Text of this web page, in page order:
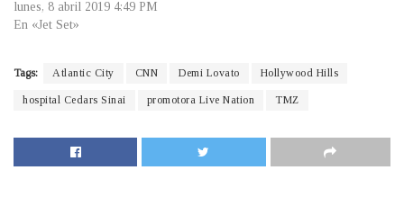
lunes, 8 abril 2019 4:49 PM
En «Jet Set»
Tags: Atlantic City CNN Demi Lovato Hollywood Hills
hospital Cedars Sinai promotora Live Nation TMZ